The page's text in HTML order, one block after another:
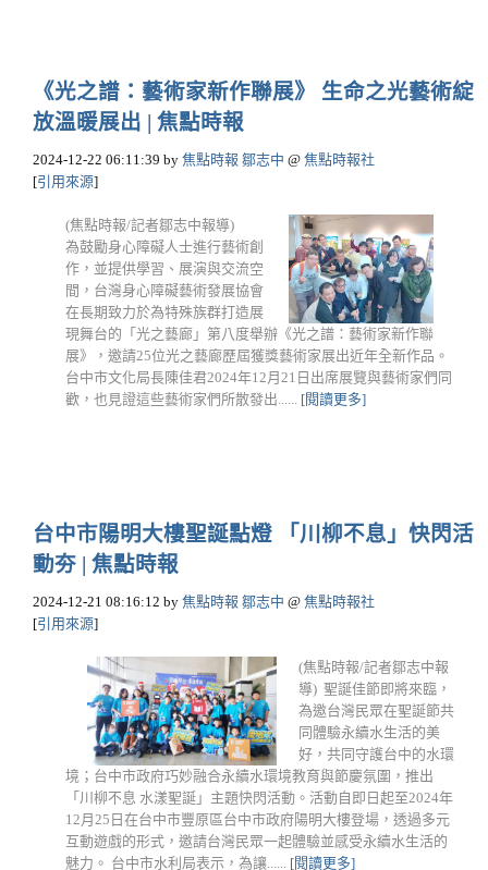
《光之譜：藝術家新作聯展》 生命之光藝術綻
放溫暖展出 | 焦點時報
2024-12-22 06:11:39 by 焦點時報 鄒志中 @ 焦點時報社
[引用來源]
(焦點時報/記者鄒志中報導)
為鼓勵身心障礙人士進行藝術創
作，並提供學習、展演與交流空
間，台灣身心障礙藝術發展協會
在長期致力於為特殊族群打造展
現舞台的「光之藝廊」第八度舉辦《光之譜：藝術家新作聯
展》，邀請25位光之藝廊歷屆獲獎藝術家展出近年全新作品。
台中市文化局長陳佳君2024年12月21日出席展覽與藝術家們同
歡，也見證這些藝術家們所散發出...... [閱讀更多]
台中市陽明大樓聖誕點燈 「川柳不息」快閃活
動夯 | 焦點時報
2024-12-21 08:16:12 by 焦點時報 鄒志中 @ 焦點時報社
[引用來源]
(焦點時報/記者鄒志中報
導) 聖誕佳節即將來臨，
為邀台灣民眾在聖誕節共
同體驗永續水生活的美
好，共同守護台中的水環
境；台中市政府巧妙融合永續水環境教育與節慶氛圍，推出
「川柳不息 水漾聖誕」主題快閃活動。活動自即日起至2024年
12月25日在台中市豐原區台中市政府陽明大樓登場，透過多元
互動遊戲的形式，邀請台灣民眾一起體驗並感受永續水生活的
魅力。 台中市水利局表示，為讓...... [閱讀更多]